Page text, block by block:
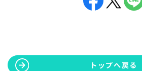
トップへ戻る